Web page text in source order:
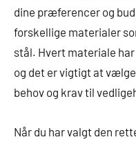
dine præferencer og
forskellige materialer
stål. Hvert materiale
og det er vigtigt at
behov og krav til
Når du har valgt den